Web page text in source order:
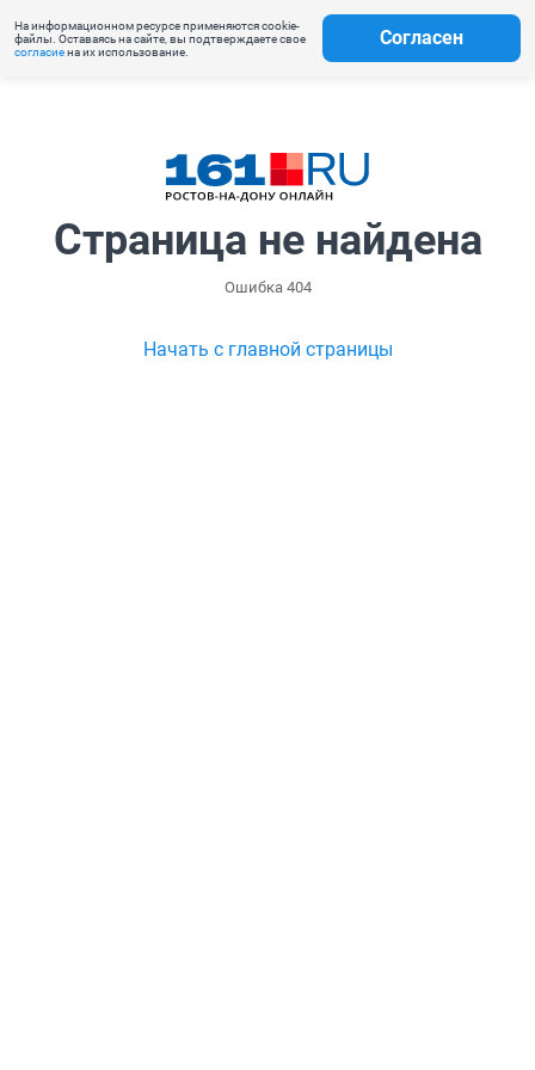
На информационном ресурсе применяются cookie-
файлы. Оставаясь на сайте, вы подтверждаете свое
согласиена их использование.
Согласен
Страница не найдена
Ошибка 404
Начать с главной страницы